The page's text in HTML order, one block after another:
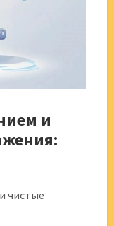
и
чистые